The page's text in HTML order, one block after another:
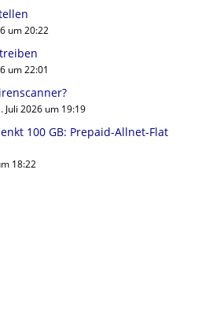
um 20:22
um 22:01
Juli 2026 um 19:19
100 GB: Prepaid-Allnet-Flat
18:22